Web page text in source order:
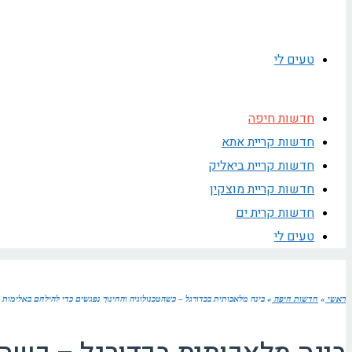
טעים לי
חדשות חיפה
חדשות קריית אתא
חדשות קריית ביאליק
חדשות קריית מוצקין
חדשות קרית ים
טעים לי
ראשי » חדשות חיפה » בינה מלאכותית בכדורגל – כשהטכנולוגיה והחינוך נפגשים כדי להילחם